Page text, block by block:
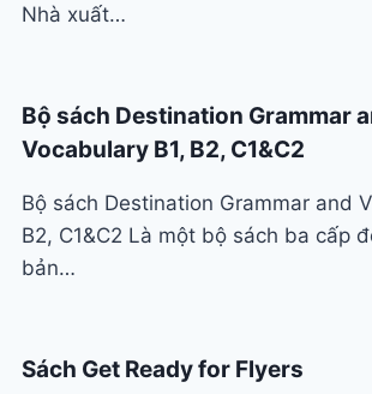
Nhà xuất…
Bộ sách Destination Grammar
Vocabulary B1, B2, C1&C2
Bộ sách Destination Grammar and
B2, C1&C2 Là một bộ sách ba cấp
bản…
Sách Get Ready for Flyers